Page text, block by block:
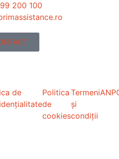
200 100
de
Politica
de
cookies
Termeni
și
condiții